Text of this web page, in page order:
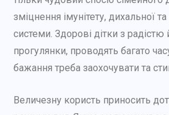
зміцнення імунітету, дихальної
системи. Здорові дітки з радістю
прогулянки, проводять багато
бажання треба заохочувати та
Величезну користь приносить